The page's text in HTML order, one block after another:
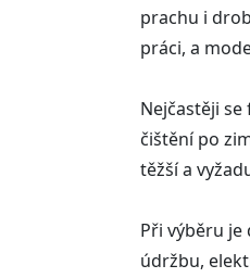
prachu i
práci, a
Nejčastěji
čištění po
těžší a
Při výběru
údržbu,